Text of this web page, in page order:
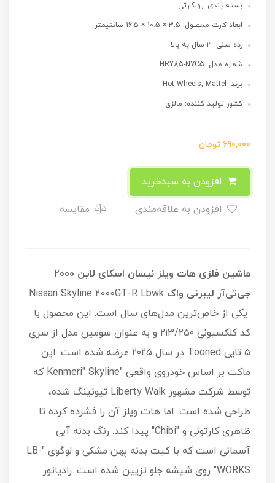
بسته بندی: رو کارتی
ابعاد کارت محصول: 3.5 × 10.5 × 16.5 سانتیمتر
رده سنی: 3 سال به بالا
شماره مدل: HRY85-N7C5
برند: Hot Wheels, Mattel
کشور تولید کننده: مالزی
690,000 تومان
مقایسه
ماشین فلزی هات ویلز نیسان اسکای لاین 2000
جی‌تی‌آر لیبرتی واک Nissan Skyline 2000GT-R Lbwk
یکی از خاص‌ترین مدل‌های سال است. این محصول با
کد کلکسیونی ۲۱۳/۲۵۰ و به عنوان سومین مدل از سری
۵ تایی Tooned در سال ۲۰۲۵ عرضه شده است. این
ماکت بر اساس خودروی واقعی "Kenmeri" Skyline که
توسط شرکت مشهور Liberty Walk تیونینگ شده،
طراحی شده است. اما هات ویلز آن را فشرده کرده تا
ظاهری کارتونی و "Chibi" پیدا کند. رنگ بدنه آبی
آسمانی است که با کیت بدنه پهن مشکی و لوگوی "LB-
WORKS" روی شیشه جلو تزیین شده است. رادیاتور